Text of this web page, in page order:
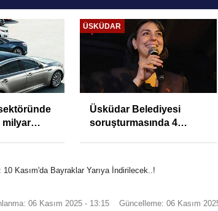
İkinci
GÜNCEL
Araçtan izmarit ve çöp
atanlara uyarı: Trafiğin
Kasım'da Bayraklar Yarıya İndirilecek..!
06 Kasım 2025 - 13:15 Güncelleme: 06 Kasım